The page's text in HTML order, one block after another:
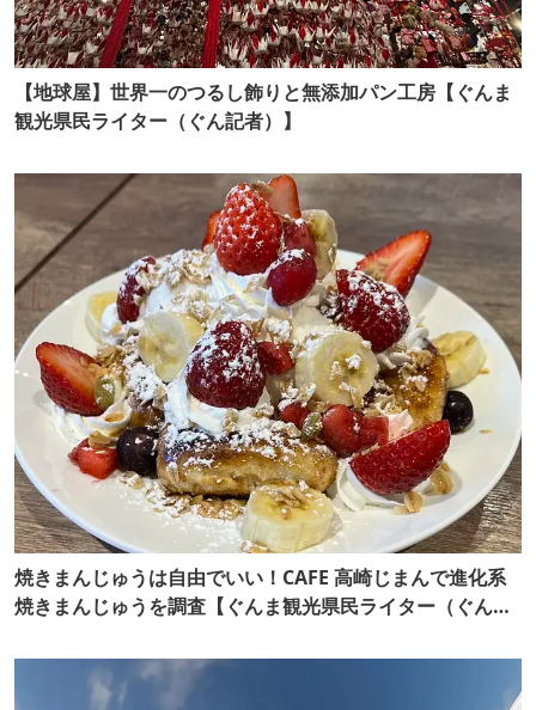
【地球屋】世界一のつるし飾りと無添加パン工房【ぐんま
観光県民ライター（ぐん記者）】
焼きまんじゅうは自由でいい！CAFE 高崎じまんで進化系
焼きまんじゅうを調査【ぐんま観光県民ライター（ぐん記